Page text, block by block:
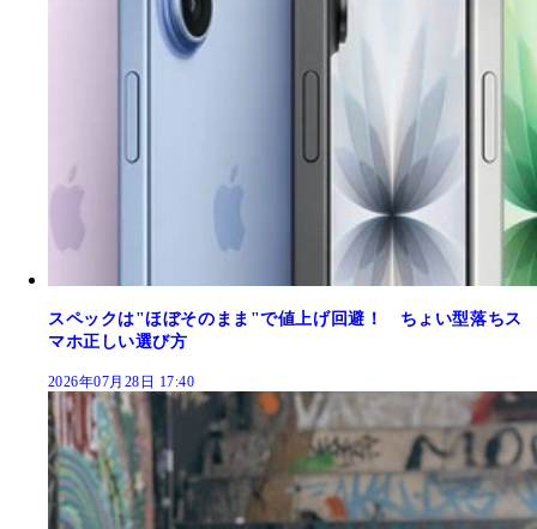
スペックは"ほぼそのまま"で値上げ回避！ ちょい型落ちス
マホ正しい選び方
2026年07月28日 17:40